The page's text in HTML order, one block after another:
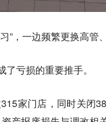
”，一边频繁更换高管
亏损的重要推手。
家门店，同时关闭